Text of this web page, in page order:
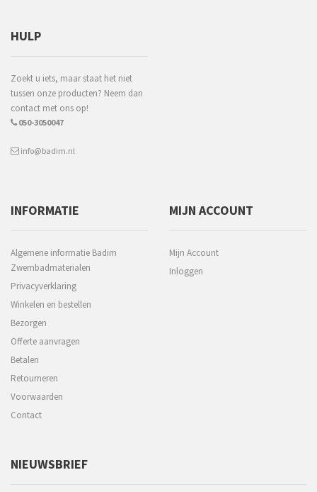
HULP
Zoekt u iets, maar staat het niet
tussen onze producten? Neem dan
contact met ons op!
050-3050047
info@badim.nl
INFORMATIE
Algemene informatie Badim
Zwembadmaterialen
Privacyverklaring
Winkelen en bestellen
Bezorgen
Offerte aanvragen
Betalen
Retourneren
Voorwaarden
Contact
MIJN ACCOUNT
Mijn Account
Inloggen
NIEUWSBRIEF